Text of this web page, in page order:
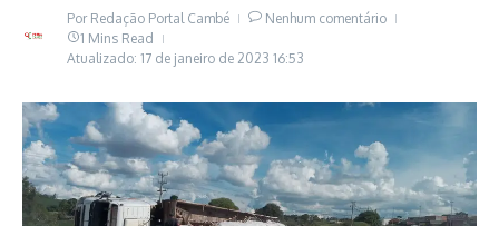
Por Redação Portal Cambé
Nenhum comentário
1 Mins Read
Atualizado: 17 de janeiro de 2023 16:53